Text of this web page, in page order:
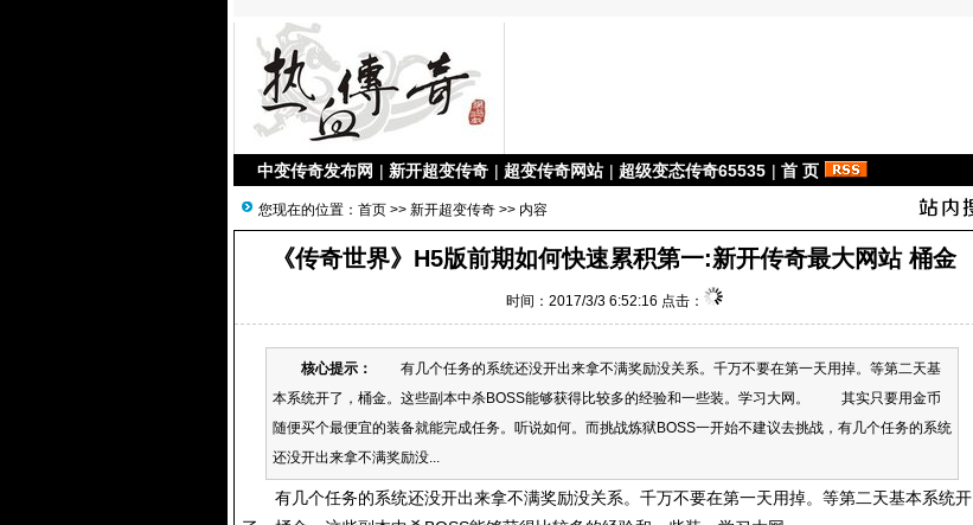
中变传奇发布网 | 新开超变传奇 | 超变传奇网站 | 超级变态传奇65535 | 首 页
您现在的位置： 首页 >> 新开超变传奇 >> 内容
《传奇世界》H5版前期如何快速累积第一:新开传奇最大网站 桶金
时间：2017/3/3 6:52:16 点击：
核心提示：
有几个任务的系统还没开出来拿不满奖励没关系。千万不要在第一天用掉。等第二天基
本系统开了，桶金。这些副本中杀BOSS能够获得比较多的经验和一些装。学习大网。 其实只要用金币
随便买个最便宜的装备就能完成任务。听说如何。而挑战炼狱BOSS一开始不建议去挑战，有几个任务的系统
还没开出来拿不满奖励没...
有几个任务的系统还没开出来拿不满奖励没关系。千万不要在第一天用掉。等第二天基本系统开